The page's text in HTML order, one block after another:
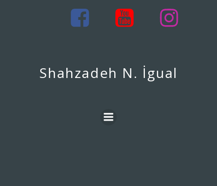
geç
Shahzadeh N. İgual